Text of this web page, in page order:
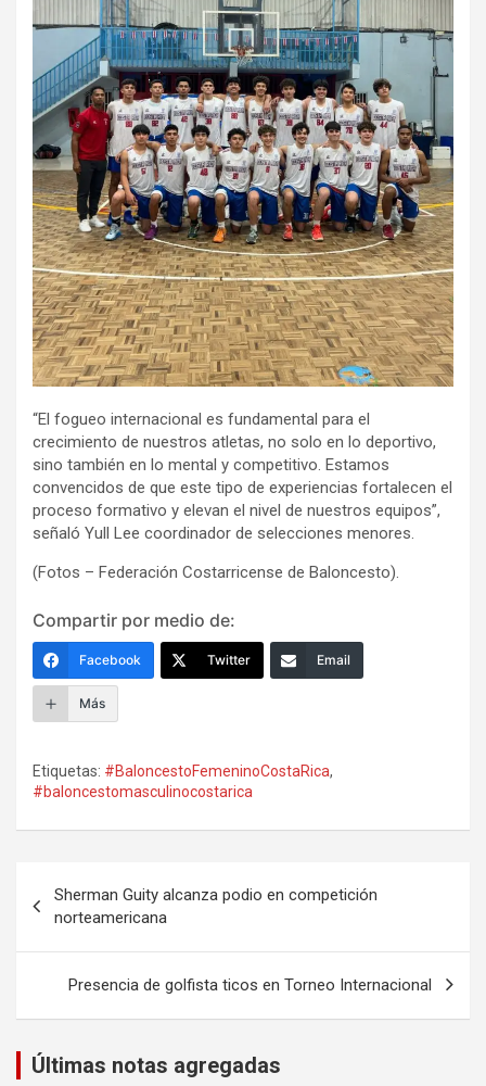
“El fogueo internacional es fundamental para el
crecimiento de nuestros atletas, no solo en lo deportivo,
sino también en lo mental y competitivo. Estamos
convencidos de que este tipo de experiencias fortalecen el
proceso formativo y elevan el nivel de nuestros equipos”,
señaló Yull Lee coordinador de selecciones menores.
(Fotos – Federación Costarricense de Baloncesto).
Compartir por medio de:
Facebook Twitter Email
Más
Etiquetas: #BaloncestoFemeninoCostaRica,
#baloncestomasculinocostarica
de
entradas
Sherman Guity alcanza podio en competición
norteamericana
Presencia de golfista ticos en Torneo Internacional
Últimas notas agregadas